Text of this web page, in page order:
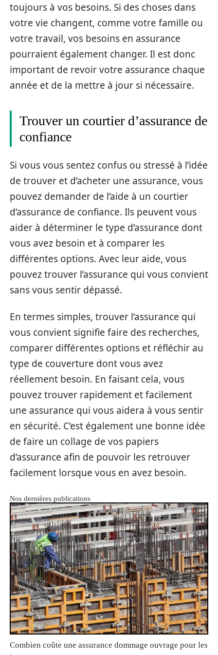
toujours à vos besoins. Si des choses dans
votre vie changent, comme votre famille ou
votre travail, vos besoins en assurance
pourraient également changer. Il est donc
important de revoir votre assurance chaque
année et de la mettre à jour si nécessaire.
Trouver un courtier d’assurance de
confiance
Si vous vous sentez confus ou stressé à l’idée
de trouver et d’acheter une assurance, vous
pouvez demander de l’aide à un courtier
d’assurance de confiance. Ils peuvent vous
aider à déterminer le type d’assurance dont
vous avez besoin et à comparer les
différentes options. Avec leur aide, vous
pouvez trouver l’assurance qui vous convient
sans vous sentir dépassé.
En termes simples, trouver l’assurance qui
vous convient signifie faire des recherches,
comparer différentes options et réfléchir au
type de couverture dont vous avez
réellement besoin. En faisant cela, vous
pouvez trouver rapidement et facilement
une assurance qui vous aidera à vous sentir
en sécurité. C’est également une bonne idée
de faire un collage de vos papiers
d’assurance afin de pouvoir les retrouver
facilement lorsque vous en avez besoin.
Nos dernières publications
Combien coûte une assurance dommage ouvrage pour les